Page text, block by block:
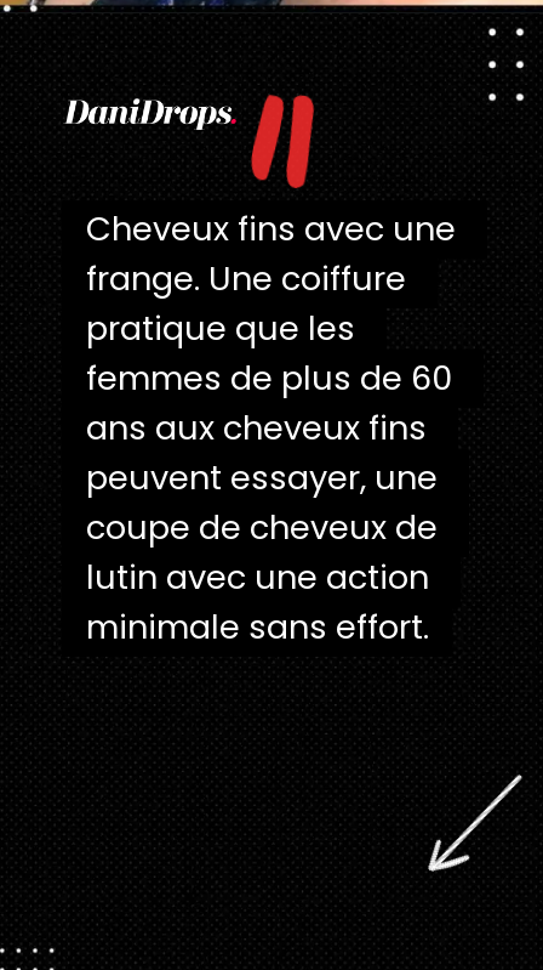
Ouverture https://danidrops.com.br/fr/categorie/cheveu/
"
Cheveux fins avec une
frange. Une coiffure
pratique que les
femmes de plus de 60
ans aux cheveux fins
peuvent essayer, une
coupe de cheveux de
lutin avec une action
minimale sans effort.
Cheveux fins avec une
frange. Une coiffure
pratique que les
femmes de plus de 60
ans aux cheveux fins
peuvent essayer, une
coupe de cheveux de
lutin avec une action
minimale sans effort.